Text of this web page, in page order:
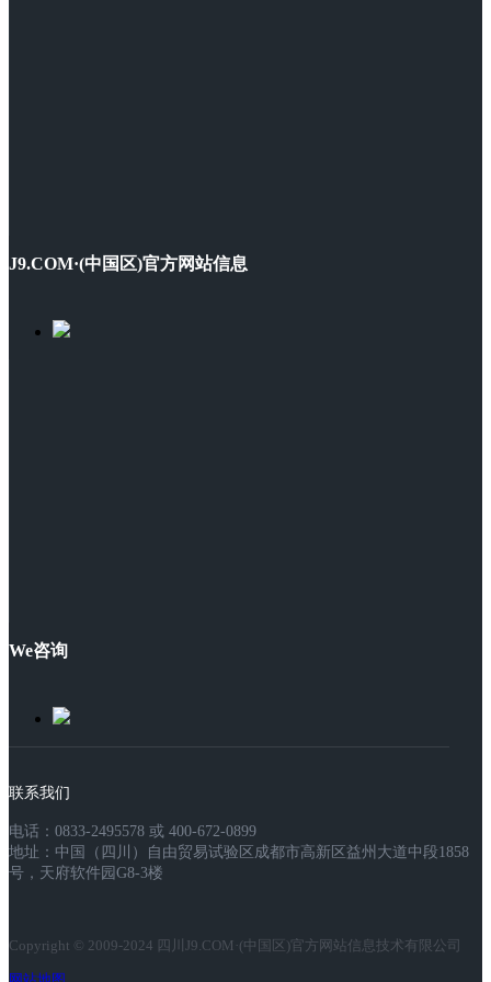
J9.COM·(中国区)官方网站信息
We咨询
联系我们
电话：0833-2495578 或 400-672-0899
地址：中国（四川）自由贸易试验区成都市高新区益州大道中段1858
号，天府软件园G8-3楼
Copyright © 2009-2024 四川J9.COM·(中国区)官方网站信息技术有限公司